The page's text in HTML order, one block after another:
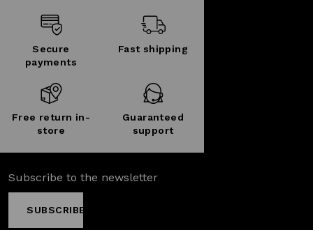
Secure
payments
Fast shipping
Free return in-
store
Guaranteed
support
Subscribe to the newsletter
SUBSCRIBE